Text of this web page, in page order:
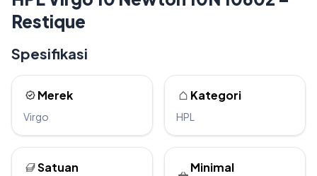
Restique
Spesifikasi
Merek
Virgo
Kategori
HPL
Satuan
Minimal